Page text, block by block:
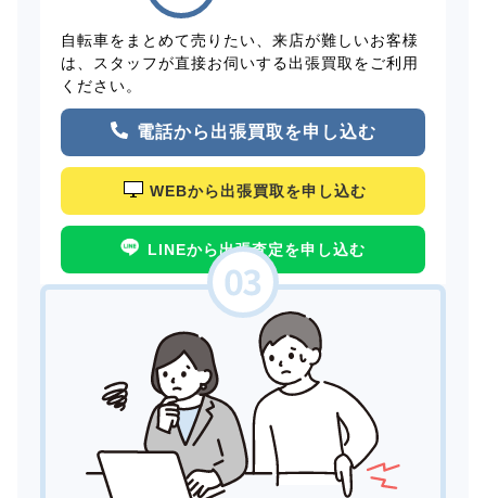
自転車をまとめて売りたい、来店が難しいお客様
は、スタッフが直接お伺いする出張買取をご利用
ください。
電話から出張買取を申し込む
WEBから出張買取を申し込む
LINEから出張査定を申し込む